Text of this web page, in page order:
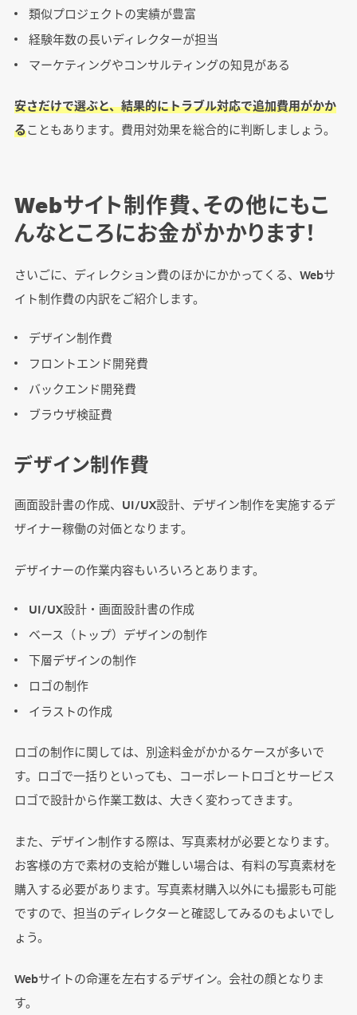
類似プロジェクトの実績が豊富
経験年数の長いディレクターが担当
マーケティングやコンサルティングの知見がある
安さだけで選ぶと、結果的にトラブル対応で追加費用がかか
ることもあります。費用対効果を総合的に判断しましょう。
Webサイト制作費、その他にもこ
んなところにお金がかかります！
さいごに、ディレクション費のほかにかかってくる、Webサ
イト制作費の内訳をご紹介します。
デザイン制作費
フロントエンド開発費
バックエンド開発費
ブラウザ検証費
デザイン制作費
画面設計書の作成、UI/UX設計、デザイン制作を実施するデ
ザイナー稼働の対価となります。
デザイナーの作業内容もいろいろとあります。
UI/UX設計・画面設計書の作成
ベース（トップ）デザインの制作
下層デザインの制作
ロゴの制作
イラストの作成
ロゴの制作に関しては、別途料金がかかるケースが多いで
す。ロゴで一括りといっても、コーポレートロゴとサービス
ロゴで設計から作業工数は、大きく変わってきます。
また、デザイン制作する際は、写真素材が必要となります。
お客様の方で素材の支給が難しい場合は、有料の写真素材を
購入する必要があります。写真素材購入以外にも撮影も可能
ですので、担当のディレクターと確認してみるのもよいでし
ょう。
Webサイトの命運を左右するデザイン。会社の顔となりま
す。